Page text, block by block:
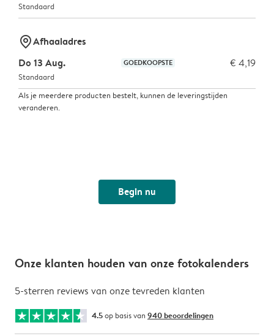
Standaard
marker-pinAfhaaladres
Do 13 Aug.
GOEDKOOPSTE € 4,19
Standaard
Als je meerdere producten bestelt, kunnen de leveringstijden
veranderen.
Begin nu
Onze klanten houden van onze fotokalenders
5-sterren reviews van onze tevreden klanten
4.5op basis van 940 beoordelingen